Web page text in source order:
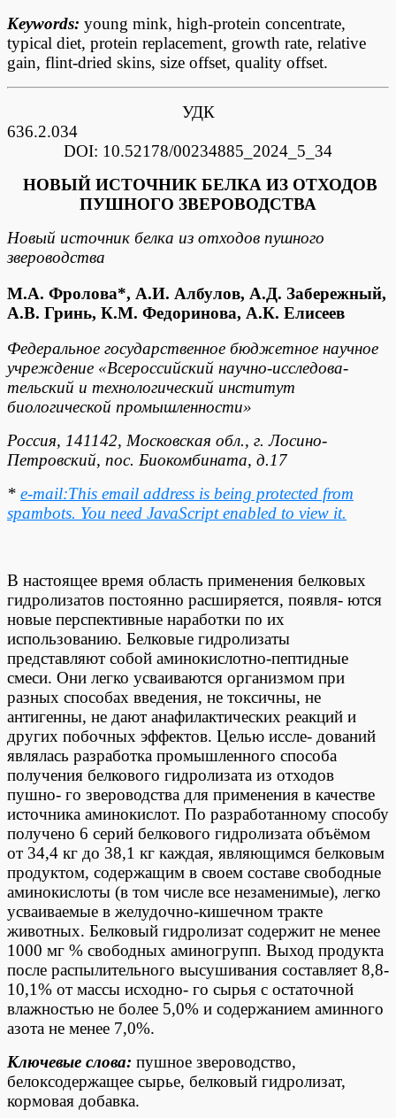
Keywords: young mink, high-protein concentrate,
typical diet, protein replacement, growth rate, relative
gain, flint-dried skins, size offset, quality offset.
УДК
DOI: 10.52178/00234885_2024_5_34
НОВЫЙ ИСТОЧНИК БЕЛКА ИЗ ОТХОДОВ
ПУШНОГО ЗВЕРОВОДСТВА
Новый источник белка из отходов пушного
звероводства
М.А. Фролова*, А.И. Албулов, А.Д. Забережный,
А.В. Гринь, К.М. Федоринова, А.К. Елисеев
Федеральное государственное бюджетное научное
учреждение «Всероссийский научно-исследова-
тельский и технологический институт
биологической промышленности»
Россия, 141142, Московская обл., г. Лосино-
Петровский, пос. Биокомбината, д.17
* e-mail:This email address is being protected from
spambots. You need JavaScript enabled to view it.
В настоящее время область применения белковых
гидролизатов постоянно расширяется, появля- ются
новые перспективные наработки по их
использованию. Белковые гидролизаты
представляют собой аминокислотно-пептидные
смеси. Они легко усваиваются организмом при
разных способах введения, не токсичны, не
антигенны, не дают анафилактических реакций и
других побочных эффектов. Целью иссле- дований
являлась разработка промышленного способа
получения белкового гидролизата из отходов
пушно- го звероводства для применения в качестве
источника аминокислот. По разработанному способу
получено 6 серий белкового гидролизата объёмом
от 34,4 кг до 38,1 кг каждая, являющимся белковым
продуктом, содержащим в своем составе свободные
аминокислоты (в том числе все незаменимые), легко
усваиваемые в желудочно-кишечном тракте
животных. Белковый гидролизат содержит не менее
1000 мг % свободных аминогрупп. Выход продукта
после распылительного высушивания составляет 8,8-
10,1% от массы исходно- го сырья с остаточной
влажностью не более 5,0% и содержанием аминного
азота не менее 7,0%.
Ключевые слова: пушное звероводство,
белоксодержащее сырье, белковый гидролизат,
кормовая добавка.